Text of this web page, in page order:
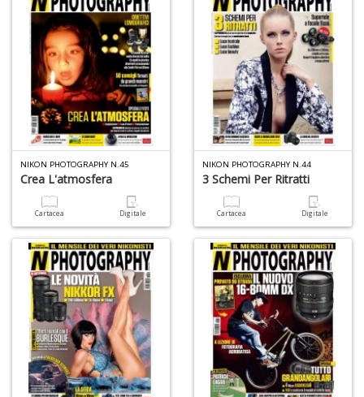
NIKON PHOTOGRAPHY N.45
Crea L'atmosfera
Cartacea Digitale
NIKON PHOTOGRAPHY N.44
3 Schemi Per Ritratti
Cartacea Digitale